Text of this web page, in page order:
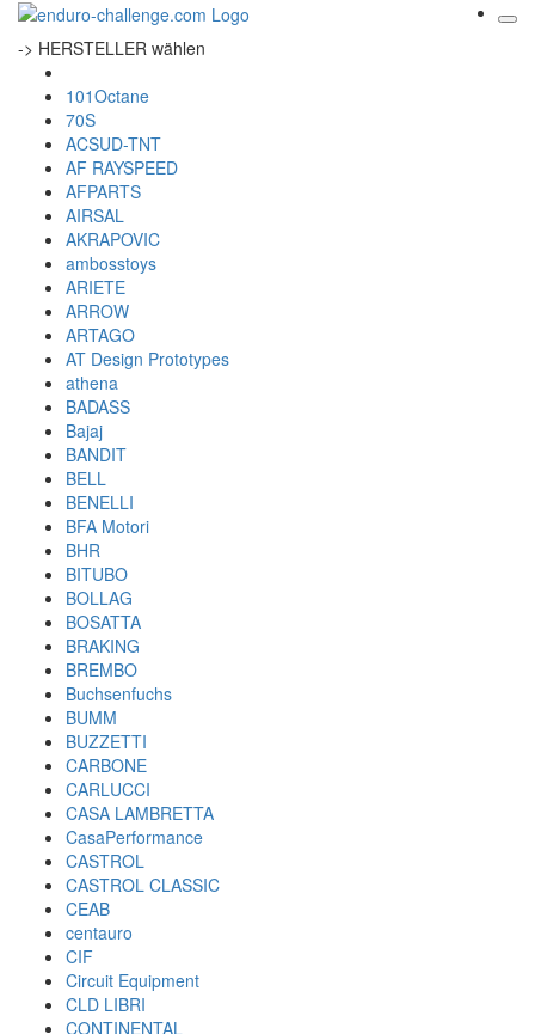
-> HERSTELLER wählen
101Octane
70S
ACSUD-TNT
AF RAYSPEED
AFPARTS
AIRSAL
AKRAPOVIC
ambosstoys
ARIETE
ARROW
ARTAGO
AT Design Prototypes
athena
BADASS
Bajaj
BANDIT
BELL
BENELLI
BFA Motori
BHR
BITUBO
BOLLAG
BOSATTA
BRAKING
BREMBO
Buchsenfuchs
BUMM
BUZZETTI
CARBONE
CARLUCCI
CASA LAMBRETTA
CasaPerformance
CASTROL
CASTROL CLASSIC
CEAB
centauro
CIF
Circuit Equipment
CLD LIBRI
CONTINENTAL